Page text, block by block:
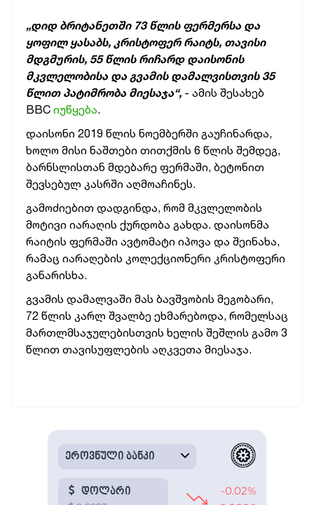
„დიდ ბრიტანეთში 73 წლის ფერმერსა და
ყოფილ ყასაბს, კრისტოფერ რაიტს, თავისი
მდგმურის, 55 წლის რიჩარდ დაისონის
მკვლელობისა და გვამის დამალვისთვის 35
წლით პატიმრობა მიესაჯა“, - ამის შესახებ
BBC იუწყება.
დაისონი 2019 წლის ნოემბერში გაუჩინარდა,
ხოლო მისი ნაშთები თითქმის 6 წლის შემდეგ,
ბარნსლისთან მდებარე ფერმაში, ბეტონით
შევსებულ კასრში აღმოაჩინეს.
გამოძიებით დადგინდა, რომ მკვლელობის
მოტივი იარაღის ქურდობა გახდა. დაისონმა
რაიტის ფერმაში ავტომატი იპოვა და შეინახა,
რამაც იარაღების კოლექციონერი კრისტოფერი
განარისხა.
გვამის დამალვაში მას ბავშვობის მეგობარი,
72 წლის კარლ შვალბე ეხმარებოდა, რომელსაც
მართლმსაჯულებისთვის ხელის შეშლის გამო 3
წლით თავისუფლების აღკვეთა მიესაჯა.